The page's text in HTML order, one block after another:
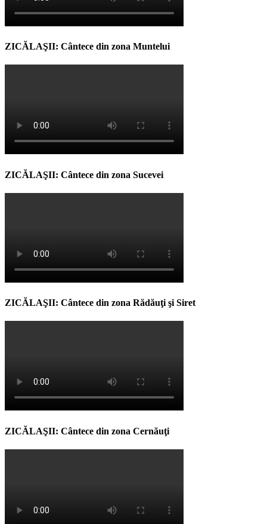
ZICĂLAŞII: Cântece din zona Muntelui
ZICĂLAŞII: Cântece din zona Sucevei
ZICĂLAŞII: Cântece din zona Rădăuţi şi Siret
ZICĂLAŞII: Cântece din zona Cernăuţi